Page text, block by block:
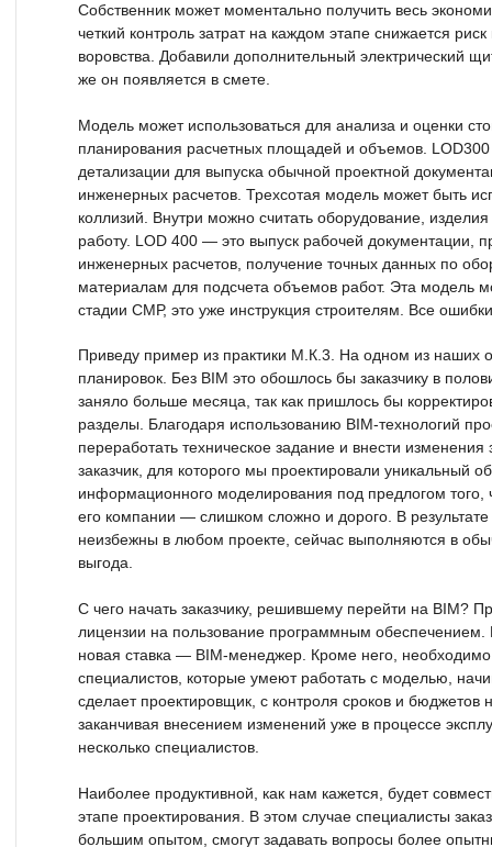
Собственник может моментально получить весь
четкий контроль затрат на каждом этапе снижается
воровства. Добавили дополнительный электрический
же он появляется в смете.
Модель может использоваться для анализа и оценки
планирования расчетных площадей и объемов.
детализации для выпуска обычной проектной
инженерных расчетов. Трехсотая модель может быть
коллизий. Внутри можно считать оборудование,
работу. LOD 400 — это выпуск рабочей документации,
инженерных расчетов, получение точных данных по
материалам для подсчета объемов работ. Эта модель
стадии СМР, это уже инструкция строителям. Все
Приведу пример из практики М.К.3. На одном из наших
планировок. Без BIM это обошлось бы заказчику в
заняло больше месяца, так как пришлось бы
разделы. Благодаря использованию BIM-технологий
переработать техническое задание и внести
заказчик, для которого мы проектировали уникальный
информационного моделирования под предлогом того,
его компании — слишком сложно и дорого. В
неизбежны в любом проекте, сейчас выполняются в
выгода.
С чего начать заказчику, решившему перейти на BIM?
лицензии на пользование программным обеспечением.
новая ставка — BIM-менеджер. Кроме него, необходимо
специалистов, которые умеют работать с моделью,
сделает проектировщик, с контроля сроков и бюджетов
заканчивая внесением изменений уже в процессе
несколько специалистов.
Наиболее продуктивной, как нам кажется, будет
этапе проектирования. В этом случае специалисты
большим опытом, смогут задавать вопросы более